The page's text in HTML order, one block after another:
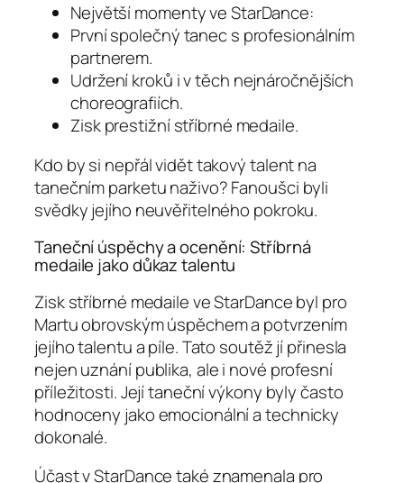
Největší momenty ve StarDance:
První společný tanec s profesionálním
partnerem.
Udržení kroků i v těch nejnáročnějších
choreografiích.
Zisk prestižní stříbrné medaile.
Kdo by si nepřál vidět takový talent na
tanečním parketu naživo? Fanoušci byli
svědky jejího neuvěřitelného pokroku.
Taneční úspěchy a ocenění: Stříbrná
medaile jako důkaz talentu
Zisk stříbrné medaile ve StarDance byl pro
Martu obrovským úspěchem a potvrzením
jejího talentu a píle. Tato soutěž jí přinesla
nejen uznání publika, ale i nové profesní
příležitosti. Její taneční výkony byly často
hodnoceny jako emocionální a technicky
dokonalé.
Účast v StarDance také znamenala pro